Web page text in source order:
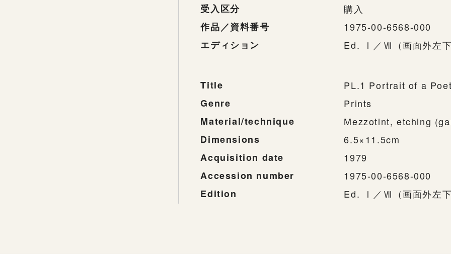
受入区分
購入
作品／資料番号
1975-00-6568-000
エディション
Ed. Ⅰ／Ⅶ（画面外左下
Title
PL.1 Portrait of a
Genre
Prints
Material/technique
Mezzotint, etching
Dimensions
6.5×11.5cm
Acquisition date
1979
Accession number
1975-00-6568-000
Edition
Ed. Ⅰ／Ⅶ（画面外左下